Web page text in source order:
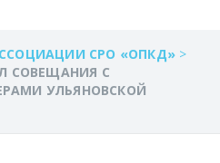
СРО «ОПКД» >
СОВЕЩАНИЯ С
УЛЬЯНОВСКОЙ